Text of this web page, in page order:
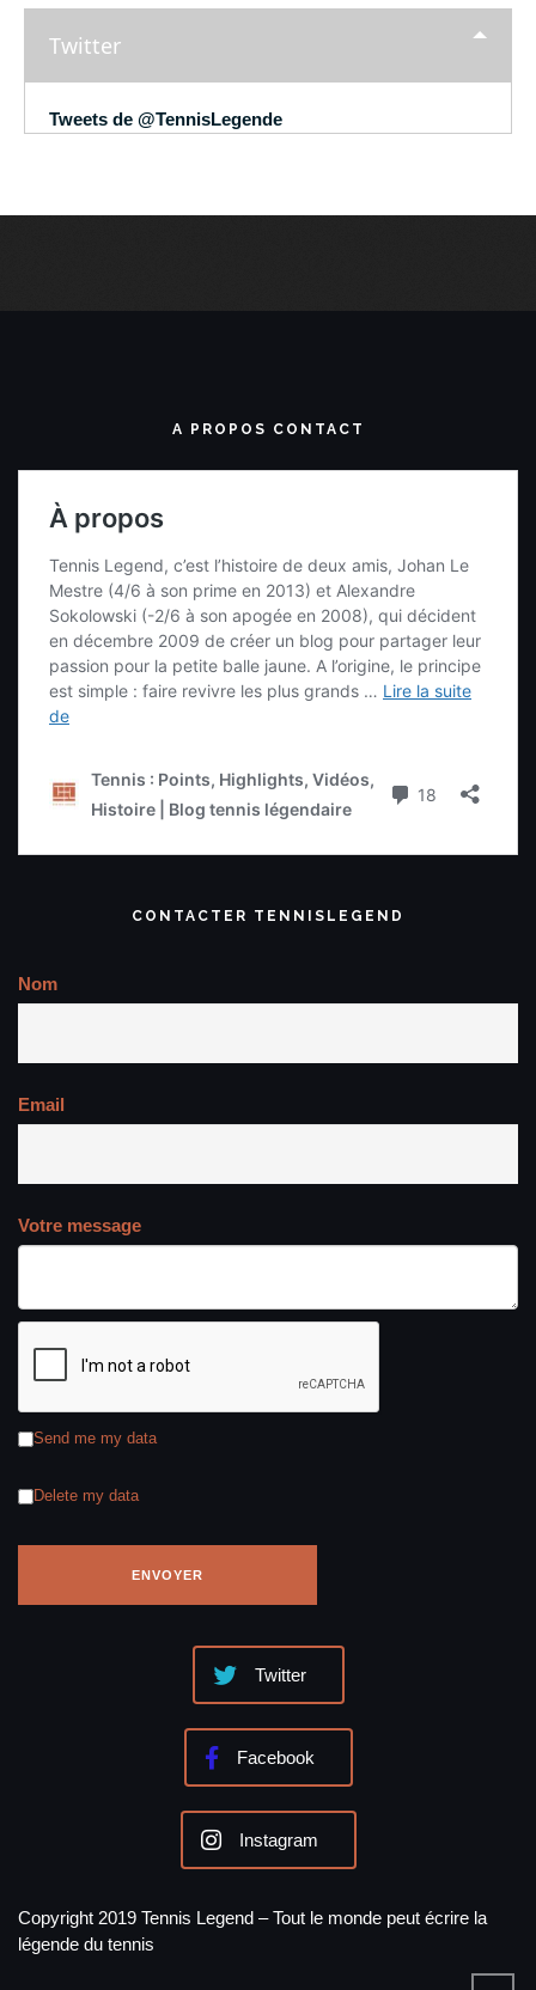
Twitter
Tweets de @TennisLegende
A PROPOS CONTACT
CONTACTER TENNISLEGEND
Nom
Email
Votre message
Send me my data
Delete my data
Twitter
Facebook
Instagram
Copyright 2019 Tennis Legend – Tout le monde peut écrire la
légende du tennis